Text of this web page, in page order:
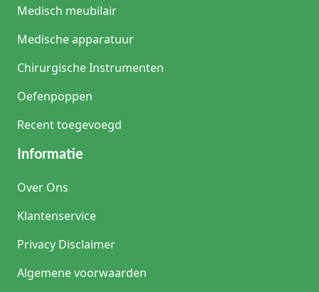
Medisch meubilair
Medische apparatuur
Chirurgische Instrumenten
Oefenpoppen
Recent toegevoegd
Informatie
Over Ons
Klantenservice
Privacy Disclaimer
Algemene voorwaarden